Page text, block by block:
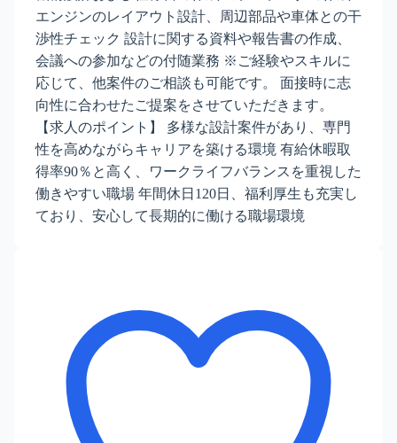
エンジンのレイアウト設計、周辺部品や車体との干
渉性チェック 設計に関する資料や報告書の作成、
会議への参加などの付随業務 ※ご経験やスキルに
応じて、他案件のご相談も可能です。 面接時に志
向性に合わせたご提案をさせていただきます。
【求人のポイント】 多様な設計案件があり、専門
性を高めながらキャリアを築ける環境 有給休暇取
得率90％と高く、ワークライフバランスを重視した
働きやすい職場 年間休日120日、福利厚生も充実し
ており、安心して長期的に働ける職場環境